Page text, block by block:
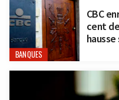
BANQUES
CBC
cent